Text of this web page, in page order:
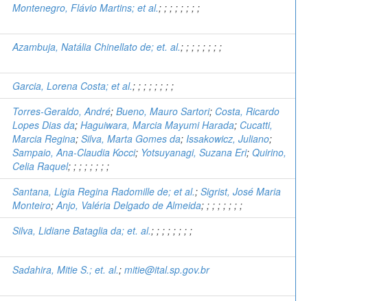
Montenegro, Flávio Martins; et al.; ; ; ; ; ; ; ;
Azambuja, Natália Chinellato de; et. al.; ; ; ; ; ; ; ;
Garcia, Lorena Costa; et al.; ; ; ; ; ; ; ;
Torres-Geraldo, André; Bueno, Mauro Sartori; Costa, Ricardo
Lopes Dias da; Haguiwara, Marcia Mayumi Harada; Cucatti,
Marcia Regina; Silva, Marta Gomes da; Issakowicz, Juliano;
Sampaio, Ana-Claudia Kocci; Yotsuyanagi, Suzana Eri; Quirino,
Celia Raquel; ; ; ; ; ; ; ;
Santana, Ligia Regina Radomille de; et al.; Sigrist, José Maria
Monteiro;Anjo, Valéria Delgado de Almeida; ; ; ; ; ; ; ;
Silva, Lidiane Bataglia da; et. al.; ; ; ; ; ; ; ;
Sadahira, Mitie S.; et. al.; mitie@ital.sp.gov.br